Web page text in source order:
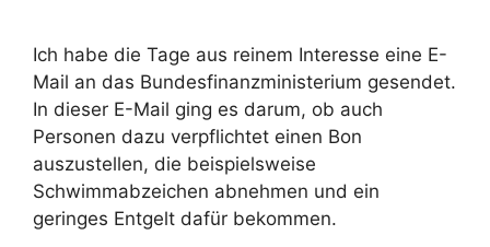
Ich habe die Tage aus reinem Interesse eine E-
Mail an das Bundesfinanzministerium gesendet.
In dieser E-Mail ging es darum, ob auch
Personen dazu verpflichtet einen Bon
auszustellen, die beispielsweise
Schwimmabzeichen abnehmen und ein
geringes Entgelt dafür bekommen.